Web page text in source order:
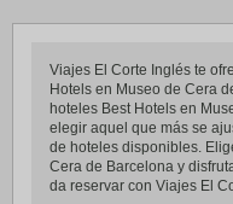
Viajes El Corte Inglés te
Hotels en Museo de Cera
hoteles Best Hotels en
elegir aquel que más se
de hoteles disponibles.
Cera de Barcelona y
da reservar con Viajes El